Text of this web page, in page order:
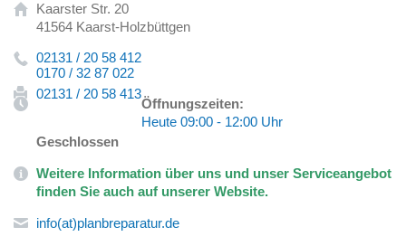
Kaarster Str. 20
41564 Kaarst-Holzbüttgen
02131 / 20 58 412
0170 / 32 87 022
02131 / 20 58 413
Öffnungszeiten:
Heute 09:00 - 12:00 Uhr
Geschlossen
Weitere Information über uns und unser Serviceangebot
finden Sie auch auf unserer Website.
info(at)planbreparatur.de